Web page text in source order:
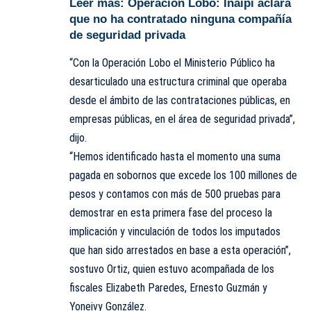
Leer más: Operación Lobo: Inaipi aclara
que no ha contratado ninguna compañía
de seguridad privada
“Con la Operación Lobo el Ministerio Público ha
desarticulado una estructura criminal que operaba
desde el ámbito de las contrataciones públicas, en
empresas públicas, en el área de seguridad privada”,
dijo.
“Hemos identificado hasta el momento una suma
pagada en sobornos que excede los 100 millones de
pesos y contamos con más de 500 pruebas para
demostrar en esta primera fase del proceso la
implicación y vinculación de todos los imputados
que han sido arrestados en base a esta operación”,
sostuvo Ortiz, quien estuvo acompañada de los
fiscales Elizabeth Paredes, Ernesto Guzmán y
Yoneivy González.